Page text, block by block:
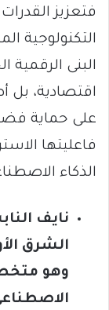
فتعزيز
التكنولوجية
البنى الرقمية
اقتصادية، بل
على حماية
فاعليتها
الذكاء
نايف
الشرق
وهو